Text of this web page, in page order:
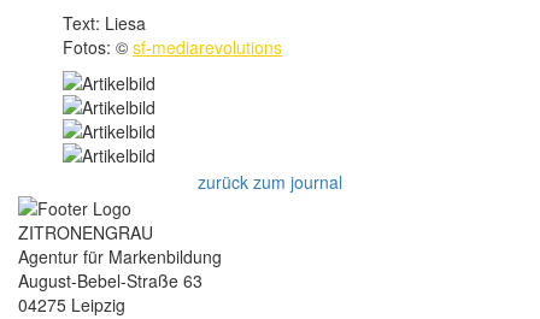
Text: Liesa
Fotos: ©sf-mediarevolutions
zurück zum journal
ZITRONENGRAU
Agentur für Markenbildung
August-Bebel-Straße 63
04275 Leipzig